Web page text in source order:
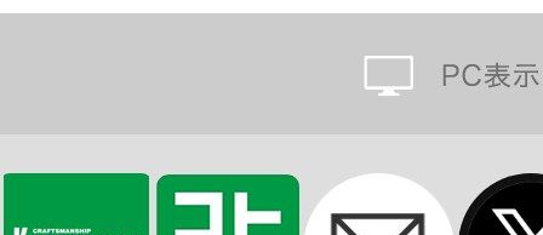
ーム中のイメージに近い『フォース
・パッケージは、ロックマンXシリ